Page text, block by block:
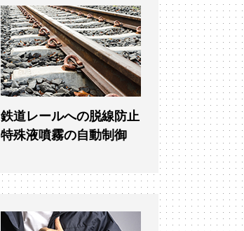
鉄道レールへの脱線防止
特殊液噴霧の自動制御